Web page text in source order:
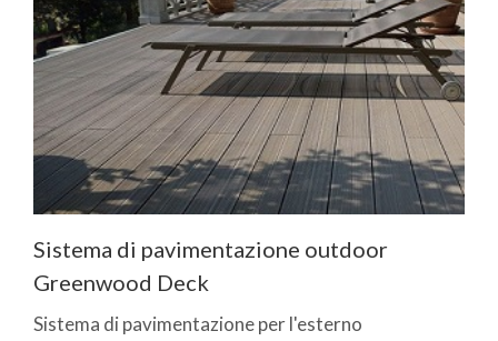
Sistema di pavimentazione outdoor
Greenwood Deck
Sistema di pavimentazione per l'esterno